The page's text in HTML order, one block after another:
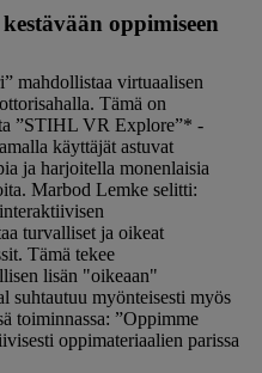
oppimiseen
mahdollistaa virtuaalisen
Tämä on
”STIHL VR Explore”* -
käyttäjät astuvat
ja harjoitella monenlaisia
Marbod Lemke selitti:
turvalliset ja oikeat
Tämä tekee
lisän "oikeaan"
suhtautuu myönteisesti myös
toiminnassa: ”Oppimme
oppimateriaalien parissa